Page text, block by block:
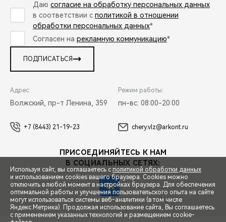
СПЕЦПРЕДЛОЖЕНИЯ
Даю согласие на обработку персональных данных
в соответствии с политикой в отношении
обработки персональных данных*
Согласен на рекламную коммуникацию*
ПОДПИСАТЬСЯ
Адрес:
Волжский, пр-т Ленина, 359
Режим работы:
пн-вс: 08:00-20:00
+7 (8443) 21-19-23 chery.vlz@arkont.ru
ПРИСОЕДИНЯЙТЕСЬ К НАМ
В СОЦИАЛЬНЫХ СЕТЯХ:
Используя сайт, вы соглашаетесь с политикой обработки данных
и использованием cookies вашего браузера. Cookies можно
отключить в любой момент в настройках браузера. Для обеспечения
оптимальной работы и улучшения пользовательского опыта на сайте
могут использоваться системы веб-аналитики (в том числе
Яндекс.Метрика). Продолжая использование сайта, Вы соглашаетесь
с применением указанных технологий и размещением cookie-